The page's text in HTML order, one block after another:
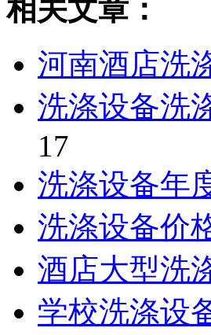
相关文章：
河南酒店洗
洗涤设备洗
17
洗涤设备年
洗涤设备价
酒店大型洗
学校洗涤设